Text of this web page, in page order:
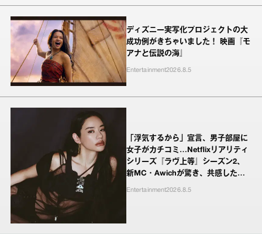
ディズニー実写化プロジェクトの大
成功例がきちゃいました！ 映画『モ
アナと伝説の海』
Entertainment2026.8.5
「浮気するから」宣言、男子部屋に
女子がカチコミ…Netflixリアリティ
シリーズ『ラヴ上等』シーズン2、
新MC・Awichが驚き、共感したヤ
Entertainment2026.8.5